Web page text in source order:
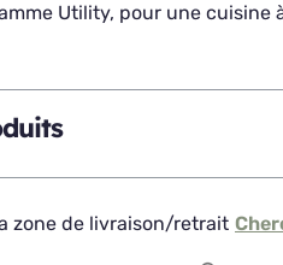
Utility, pour une cuisine
zone de livraison/retrait